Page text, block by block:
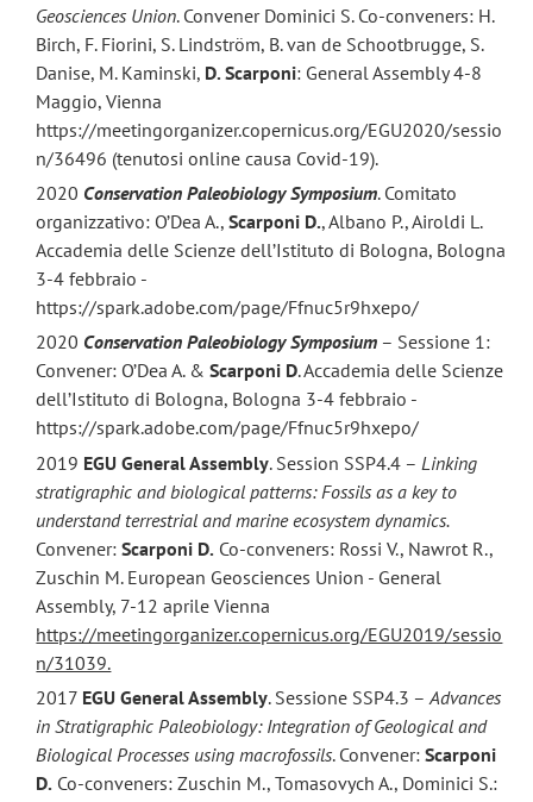
Geosciences Union. Convener Dominici S. Co-conveners: H.
Birch, F. Fiorini, S. Lindström, B. van de Schootbrugge, S.
Danise, M. Kaminski, D. Scarponi: General Assembly 4-8
Maggio, Vienna
https://meetingorganizer.copernicus.org/EGU2020/sessio
n/36496 (tenutosi online causa Covid-19).
2020 Conservation Paleobiology Symposium. Comitato
organizzativo: O’Dea A.,Scarponi D., Albano P., Airoldi L.
Accademia delle Scienze dell’Istituto di Bologna, Bologna
3-4 febbraio -
https://spark.adobe.com/page/Ffnuc5r9hxepo/
2020 Conservation Paleobiology Symposium – Sessione 1:
Convener: O’Dea A. &Scarponi D. Accademia delle Scienze
dell’Istituto di Bologna, Bologna 3-4 febbraio -
https://spark.adobe.com/page/Ffnuc5r9hxepo/
2019 EGU General Assembly. Session SSP4.4 – Linking
stratigraphic and biological patterns: Fossils as a key to
understand terrestrial and marine ecosystem dynamics.
Convener:Scarponi D. Co-conveners: Rossi V., Nawrot R.,
Zuschin M. European Geosciences Union - General
Assembly, 7-12 aprile Vienna
https://meetingorganizer.copernicus.org/EGU2019/sessio
n/31039.
2017 EGU General Assembly. Sessione SSP4.3 –Advances
in Stratigraphic Paleobiology: Integration of Geological and
Biological Processes using macrofossils. Convener:Scarponi
D. Co-conveners: Zuschin M., Tomasovych A., Dominici S.: